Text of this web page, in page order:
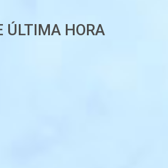
ÚLTIMA HORA